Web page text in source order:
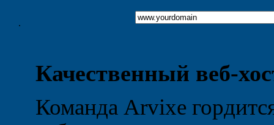
.
Качественный веб-
Команда Arvixe